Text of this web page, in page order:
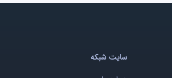
سایت شبکه